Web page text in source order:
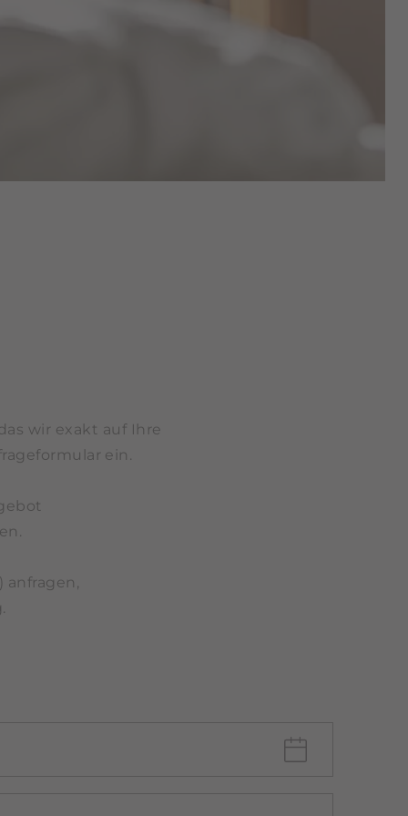
wir exakt auf Ihre
ein.
anfragen,